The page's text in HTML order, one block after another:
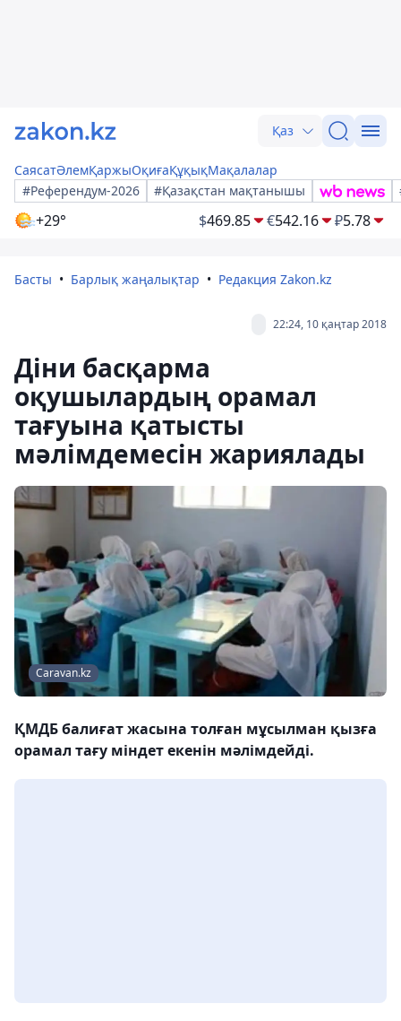
Қаз
СаясатӘлемҚаржыОқиғаҚұқықМақалалар
#Референдум-2026
#Қазақстан мақтанышы
+29° $469.85 €542.16 ₽5.78
Басты Барлық жаңалықтар Редакция Zakon.kz
22:24, 10 қаңтар 2018
Діни басқарма
оқушылардың орамал
тағуына қатысты
мәлімдемесін жариялады
Caravan.kz
ҚМДБ балиғат жасына толған мұсылман қызға
орамал тағу міндет екенін мәлімдейді.